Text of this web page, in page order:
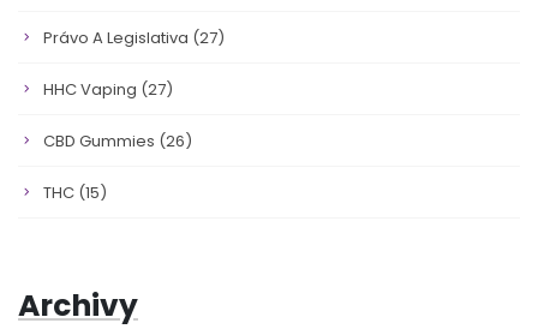
Právo A Legislativa (27)
HHC Vaping (27)
CBD Gummies (26)
THC (15)
Archivy